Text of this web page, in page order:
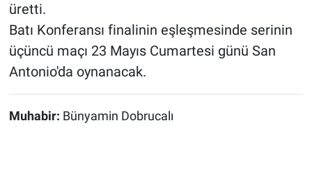
üretti.
Batı Konferansı finalinin eşleşmesinde serinin
üçüncü maçı 23 Mayıs Cumartesi günü San
Antonio'da oynanacak.
Muhabir: Bünyamin Dobrucalı